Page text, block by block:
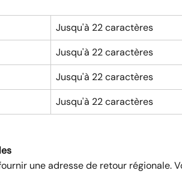
Jusqu'à 22 caractères
Jusqu'à 22 caractères
Jusqu'à 22 caractères
Jusqu'à 22 caractères
une adresse de retour régionale.